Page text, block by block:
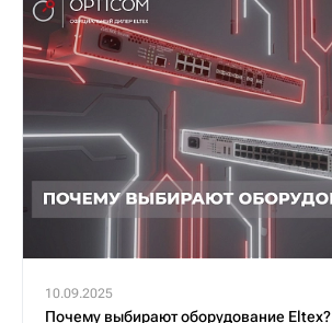
10.09.2025
Почему выбирают оборудование Eltex?